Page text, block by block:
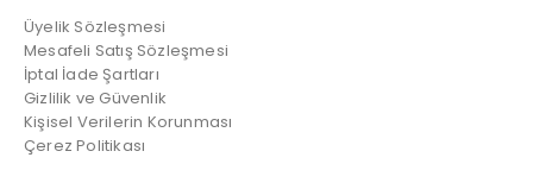
Üyelik Sözleşmesi
Mesafeli Satış Sözleşmesi
İptal İade Şartları
Gizlilik ve Güvenlik
Kişisel Verilerin Korunması
Çerez Politikası